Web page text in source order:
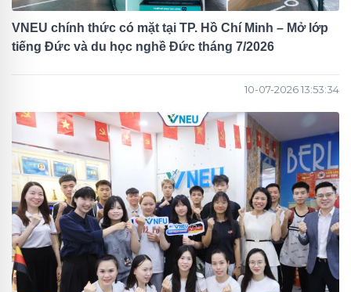
VNEU chính thức có mặt tại TP. Hồ Chí Minh – Mở lớp
tiếng Đức và du học nghề Đức tháng 7/2026
10-07-2026 13:53:34